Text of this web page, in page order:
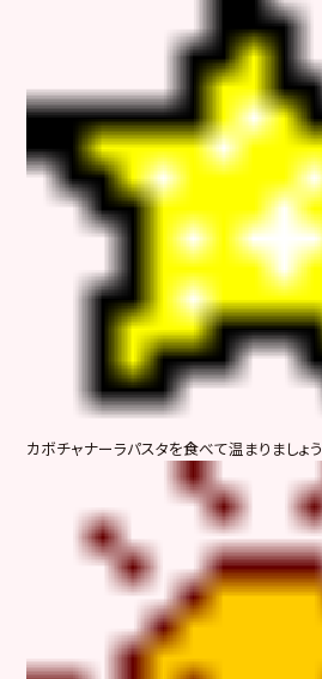
カボチャナーラパスタを食べて温まりましょう